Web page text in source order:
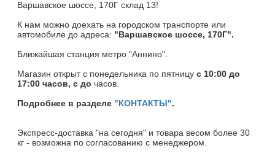
Варшавское шоссе, 170Г склад 13!
К нам можно доехать на городском транспорте или
автомобиле до адреса: "Варшавское шоссе, 170Г".
Ближайшая станция метро "Аннино".
Магазин открыт c понедельника по пятницу с 10:00 до
17:00 часов, с до часов.
Подробнее в разделе "КОНТАКТЫ".
Экспресс-доставка "на сегодня" и товара весом более 30
кг - возможна по согласованию с менеджером.